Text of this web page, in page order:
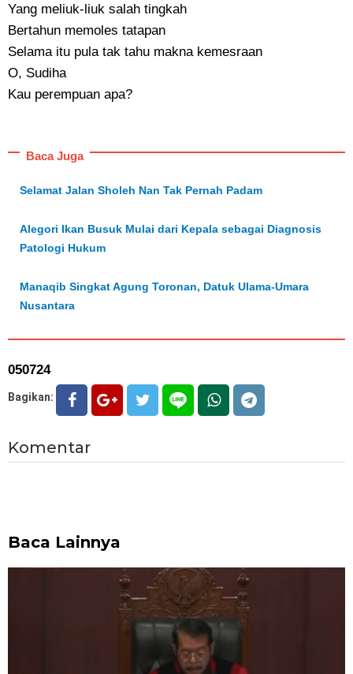
Yang meliuk-liuk salah tingkah
Bertahun memoles tatapan
Selama itu pula tak tahu makna kemesraan
O, Sudiha
Kau perempuan apa?
Baca Juga
Selamat Jalan Sholeh Nan Tak Pernah Padam
Alegori Ikan Busuk Mulai dari Kepala sebagai Diagnosis
Patologi Hukum
Manaqib Singkat Agung Toronan, Datuk Ulama-Umara
Nusantara
050724
Bagikan:
Komentar
Baca Lainnya